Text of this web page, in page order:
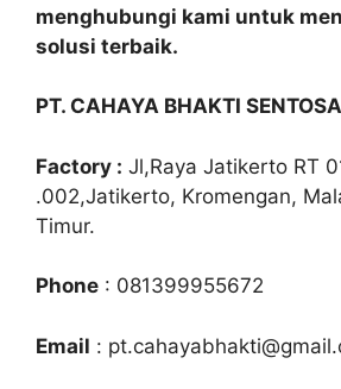
menghubungi kami untuk
solusi terbaik.
PT. CAHAYA BHAKTI
Factory : Jl,Raya Jatikerto RT
.002,Jatikerto, Kromengan,
Timur.
Phone : 081399955672
Email :